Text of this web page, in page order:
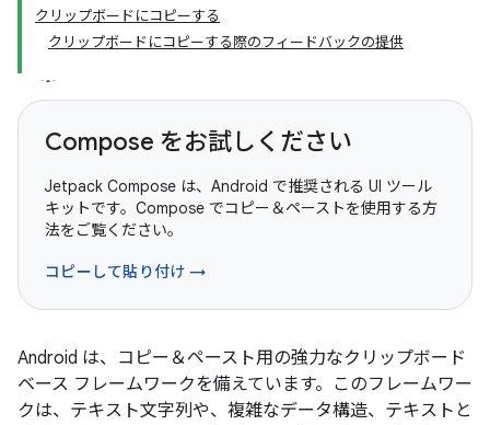
クリップボードにコピーする
クリップボードにコピーする際のフィードバックの提供
Compose をお試しください
Jetpack Compose は、Android で推奨される UI ツール
キットです。Compose でコピー＆ペーストを使用する方
法をご覧ください。
コピーして貼り付け →
Android は、コピー＆ペースト用の強力なクリップボード
ベース フレームワークを備えています。このフレームワー
クは、テキスト文字列や、複雑なデータ構造、テキストと